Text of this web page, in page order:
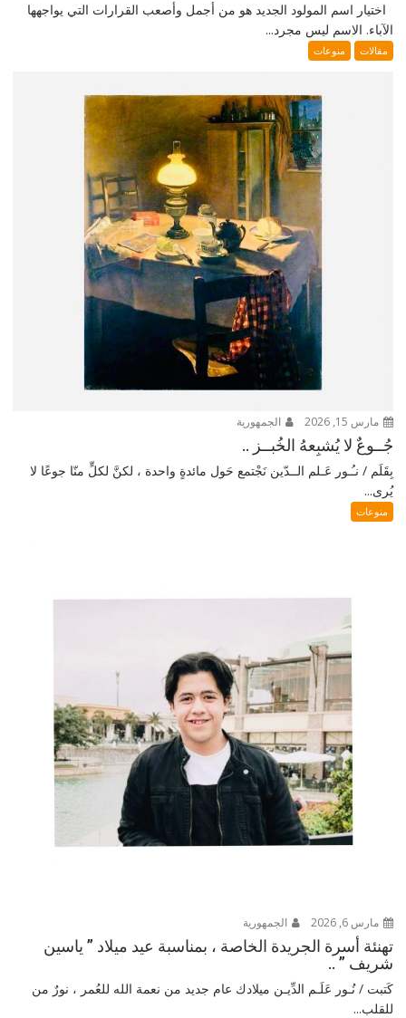
اختيار اسم المولود الجديد هو من أجمل وأصعب القرارات التي يواجهها
الآباء. الاسم ليس مجرد...
مقالات منوعات
مارس 15, 2026 الجمهورية
جُــوعٌ لا يُشبِعهُ الخُبــز ..
بِقَلَم / نـُـور عَـلم الــدّين نَجْتمع حَول مائدةٍ واحدة ، لكنَّ لكلٍّ منّا جوعًا لا
يُرى...
منوعات
مارس 6, 2026 الجمهورية
تهنئة أسرة الجريدة الخاصة ، بمناسبة عيد ميلاد ” ياسين
شريف ” ..
كَتبت / نُـور عَلَـم الدِّيـن ميلادك عام جديد من نعمة الله للعُمر ، نورٌ من
للقلب...